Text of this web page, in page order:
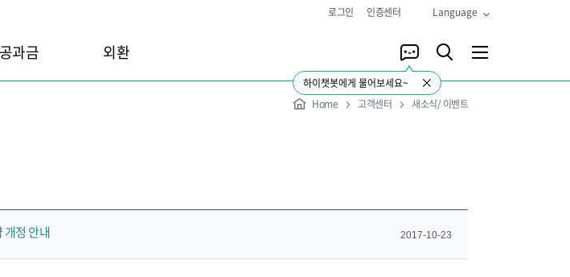
로그인 인증센터 Language
공과금 외환
하이챗봇에게 물어보세요~
Home 고객센터 새소식/ 이벤트
개정 안내 2017-10-23